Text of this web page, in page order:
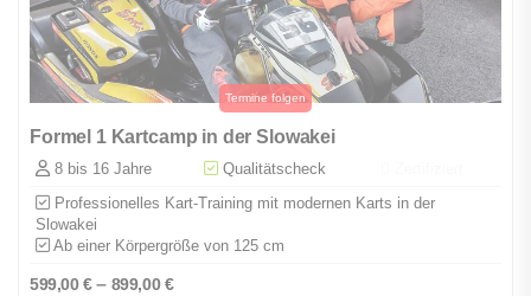
Formel 1 Kartcamp in der Slowakei
8 bis 16 Jahre Qualitätscheck
Professionelles Kart-Training mit modernen Karts in der
Slowakei
Ab einer Körpergröße von 125 cm
599,00€– 899,00€